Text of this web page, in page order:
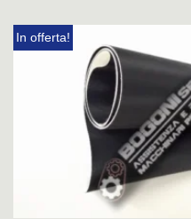
In offerta!